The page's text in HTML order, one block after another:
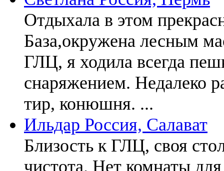
Отдыхала в этом
База,окружена лесным
ГЛЦ, я ходила всегда
снаряжением. Недалеко
тир, конюшня. ...
Ильдар Россия, Салават
Близость к ГЛЦ, своя
чистота. Нет комнаты